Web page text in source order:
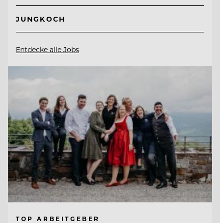
JUNGKOCH
Entdecke alle Jobs
TOP ARBEITGEBER